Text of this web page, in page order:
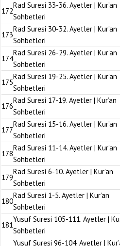
172
Rad Suresi 33-36. Ayetler | Kur’an
Sohbetleri
173
Rad Suresi 30-32. Ayetler | Kur’an
Sohbetleri
174
Rad Suresi 26-29. Ayetler | Kur’an
Sohbetleri
175
Rad Suresi 19-25. Ayetler | Kur’an
Sohbetleri
176
Rad Suresi 17-19. Ayetler | Kur’an
Sohbetleri
177
Rad Suresi 15-16. Ayetler | Kur’an
Sohbetleri
178
Rad Suresi 11-14. Ayetler | Kur’an
Sohbetleri
179
Rad Suresi 6-10. Ayetler | Kur’an
Sohbetleri
180
Rad Suresi 1-5. Ayetler | Kur’an
Sohbetleri
181
Yusuf Suresi 105-111. Ayetler |
Sohbetleri
Yusuf Suresi 96-104. Ayetler |